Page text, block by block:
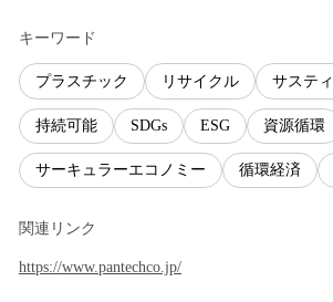
キーワード
プラスチック リサイクル サステ
持続可能 SDGs ESG 資源循環
サーキュラーエコノミー 循環経済
関連リンク
https://www.pantechco.jp/